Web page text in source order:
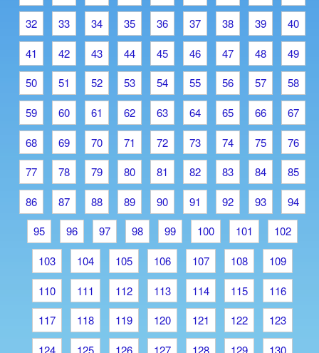
32
33 34 35 36 37 38 39
40
41
42 43 44 45 46 47 48
49
50
51 52 53 54 55 56 57
58
59
60 61 62 63 64 65 66
67
68
69 70 71 72 73 74 75
76
77
78 79 80 81 82 83 84
85
86
87 88 89 90 91 92 93
94
95
96 97 98 99 100 101
102
103
104 105 106 107 108
109
110
111 112 113 114 115
116
117
118 119 120 121 122
123
124
125 126 127 128 129
130